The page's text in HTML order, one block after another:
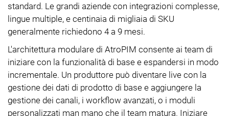
standard. Le grandi aziende con integrazioni complesse,
lingue multiple, e centinaia di migliaia di SKU
generalmente richiedono 4 a 9 mesi.
L'architettura modulare di AtroPIM consente ai team di
iniziare con la funzionalità di base e espandersi in modo
incrementale. Un produttore può diventare live con la
gestione dei dati di prodotto di base e aggiungere la
gestione dei canali, i workflow avanzati, o i moduli
personalizzati man mano che il team matura. Iniziare